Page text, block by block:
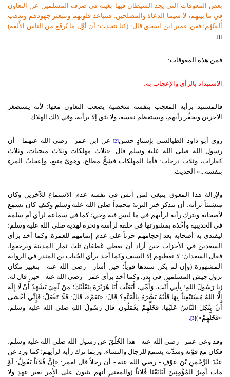
بعض المعوقات التي يجد الشيطان فيها بغيته في صرف المسلمين عن التعاون
في ما بينهم، لا سيما الدعاة والمصلحين. فتتباعد قلوبهم وتتبعثر جهودهم وتذهب
أُلفَتُهُم؛ فعن عمير ابن اسحق قال: (كنا نتحدث: أن أوَّل ما يُرفَع من الناس الأُلفة)
[1]
.
فمن هذه المعوقات:
الاستبداد بالرأي والإعجاب به:
فالمستبد برأيه المعجَب بنفسه شخصية يصعب التعاون معها؛ لأنه يستصغر
الآخرين ويحقِّر رأيهم، ويستعظم نفسه، ولا يثق إلا برأيه، وفي ذلك الهلاك.
روى أبو داود الطيالسي بإسنادٍ حسن[2]
عن ابن عمر - رضي الله عنهما - أن
رسول الله صلى الله عليه وسلم قال: «ثلاث مهلكات وثلاث منجيات، وثلاث
كفارات، وثلاث درجات: فأما المهلكات فشحٌّ مطاع، وهوىً متبع، وإعجابُ المرءِ
بنفسه...» الحديث.
ولإزالة هذا المعوق ينبغي لمن آنس في نفسه عدم الاستماع للآخرين وكان
متشبثاً برأيه: أن يتذكر خير البرية محمداً صلى الله عليه وسلم وكيف كان يسمع
لأصحابه ويترك رأيه لرأيهم في ما ليس فيه وحي؛ كما في سماعه لرأي أم سلمة
في الحديبية وأَخْذه بمشورتها في حلقه لرأسه ونحره لهديه صلى الله عليه وسلم؛
ليقتدي به أصحابه بعد إحجامهم حزناً على عدم إتمامهم للعمرة. وكما أخذ برأي
السعدين في الأحزاب حين أراد أن يعطي غطفان ثلثَ ثمار المدينة ويرجعوا،
فقال السعدان: لا نعطيهم إلا السيف.وكما أخذ برأي الحُباب بن المنذر في الرواية
المشهورة (وإن لم يكن سندها قوياً؛ حين أشار - رضي الله عنه - بتغيير مكان
نزول جيش المسلمين في بدر. وكما أخذ برأي عمر - رضي الله عنه - حين قال له:
(يا رَسُولَ اللهِ! بِأَبِي أَنْتَ، وَأُمِّي، أَبَعَثْتَ أَبَا هُرَيْرَةَ بِنَعْلَيْكَ؛ مَنْ لَقِيَ يَشْهَدُ أَنْ لَا إِلَهَ
إِلَّا اللهُ مُسْتَيْقِناً بِهَا قَلْبُهُ بَشَّرَهُ بِالْجَنَّةِ؟ قَالَ: «نَعَمْ»، قَالَ: فَلَا تَفْعَلْ؛ فَإِنِّي أَخْشَى
أَنْ يَتَّكِلَ النَّاسُ عَلَيْهَا، فَخَلِّهِمْ يَعْمَلُونَ. قَالَ رَسُولُ اللهِ صلى الله عليه وسلم:
«فَخَلِّهِمْ»)[3]
.
وقد وعى عمر - رضي الله عنه - هذا الخُلُقَ عن رسول الله صلى الله عليه وسلم،
فكان مع قوَّته وشدَّته يسمع للرجال والنساء، وربما ترك رأيه لرأيهم؛ كما ورد عن
عَبْدَ الرَّحْمَنِ بْنَ عَوْفٍ - رضي الله عنه - أن رجلاً قال لعمر: «إِنَّ فُلاَناً يَقُولُ: لَوْ
مَاتَ أَمِيرُ المُؤْمِنِينَ لَبَايَعْنَا فُلاَناً (والمعنى أنهم يثبون على الأمر بغير عهدٍ ولا